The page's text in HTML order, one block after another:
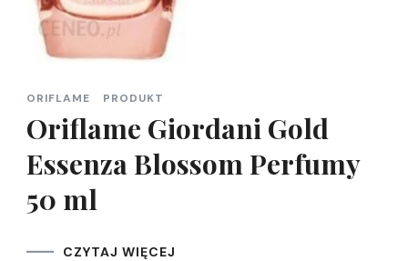
ORIFLAME PRODUKT
Oriflame Giordani Gold
Essenza Blossom Perfumy
50 ml
CZYTAJ WIĘCEJ